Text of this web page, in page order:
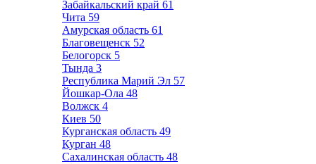
Забайкальский край 61
Чита 59
Амурская область 61
Благовещенск 52
Белогорск 5
Тында 3
Республика Марий Эл 57
Йошкар-Ола 48
Волжск 4
Киев 50
Курганская область 49
Курган 48
Сахалинская область 48